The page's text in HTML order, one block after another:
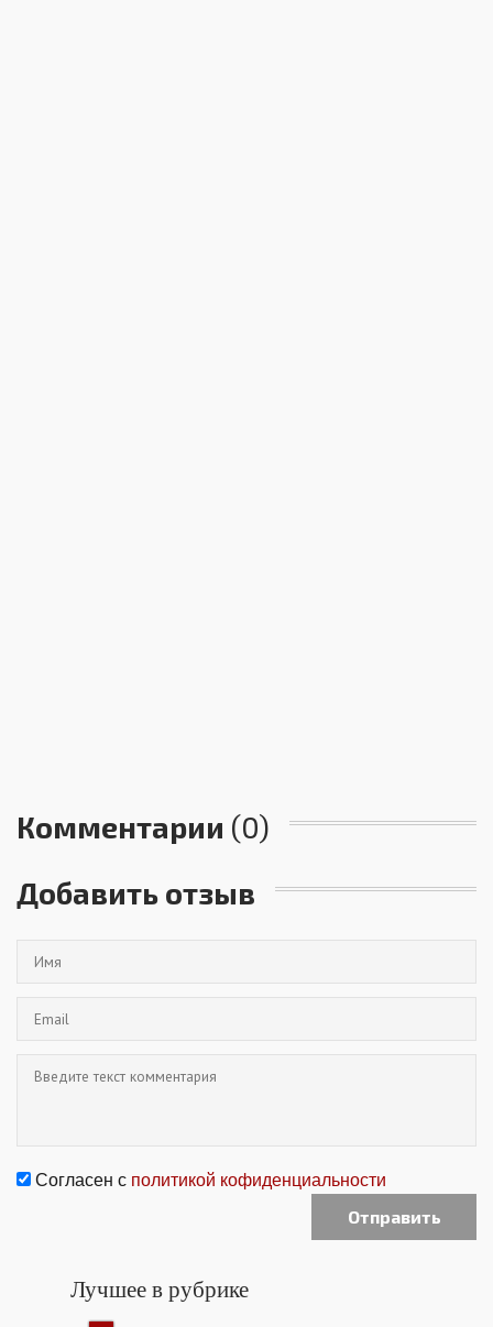
Комментарии (0)
Добавить отзыв
Согласен с политикой кофиденциальности
Лучшее в рубрике